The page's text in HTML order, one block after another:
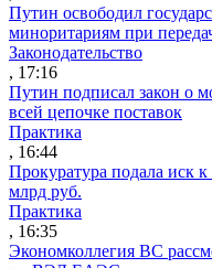
Путин освободил
миноритариям при
Законодательство
, 17:16
Путин подписал закон о
всей цепочке поставок
Практика
, 16:44
Прокуратура подала иск
млрд руб.
Практика
, 16:35
Экономколлегия ВС